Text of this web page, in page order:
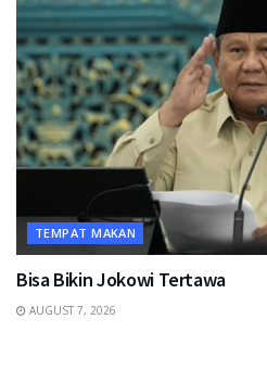
TEMPAT MAKAN
Bisa Bikin Jokowi Tertawa
AUGUST 7, 2026